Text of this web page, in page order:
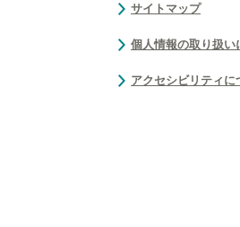
サイトマップ
個人情報の取り扱い
アクセシビリティに